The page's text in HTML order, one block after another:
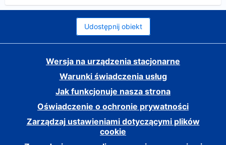
Udostępnij obiekt
Wersja na urządzenia stacjonarne
Warunki świadczenia usług
Jak funkcjonuje nasza strona
Oświadczenie o ochronie prywatności
Zarządzaj ustawieniami dotyczącymi plików
cookie